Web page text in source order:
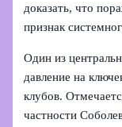
доказать, что
признак
Один из
давление на
клубов.
частности